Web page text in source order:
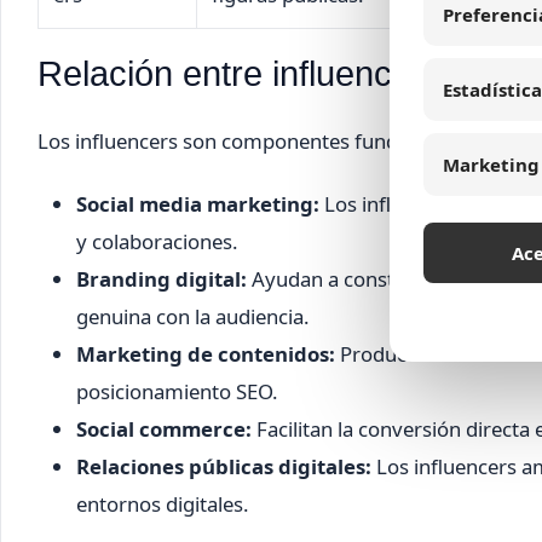
Relación entre influencers y
Los influencers son componentes fundamentales en
Social media marketing: Los influencers
y colaboraciones.
Branding digital: Ayudan a construir y
genuina con la audiencia.
Marketing de contenidos: Producen material
posicionamiento SEO.
Social commerce: Facilitan la conversión
Relaciones públicas digitales: Los influencers
entornos digitales.
Marketing